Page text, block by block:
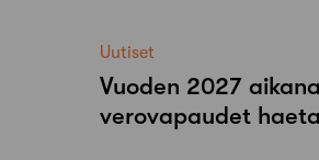
Uutiset
Vuoden 2027
verovapaudet